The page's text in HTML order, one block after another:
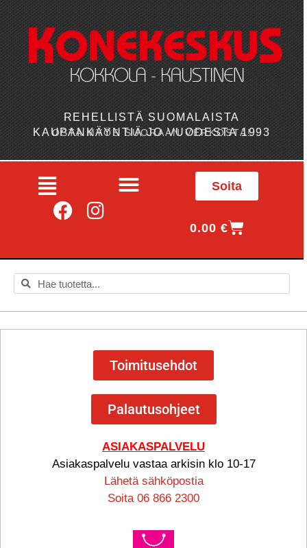
REHELLISTÄ SUOMALAISTA
KAUPANKÄYNTIÄ JO VUODESTA 1993
OSTA MYÖS SUORAAN VERKOSTA!
Soita
0.00€
Toimitusehdot
Palautusohjeet
ASIAKASPALVELU
Asiakaspalvelu vastaa arkisin klo 10-17
Lähetä sähköpostia
Soita 06 866 2300